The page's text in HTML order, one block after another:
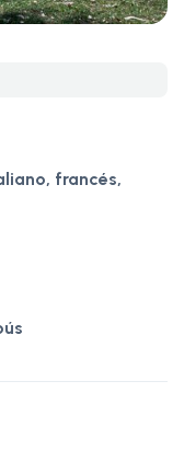
francés,